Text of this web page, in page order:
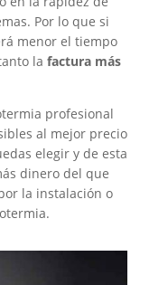
Por lo que si
menor el tiempo
la factura más
profesional
al mejor precio
elegir y de esta
dinero del que
la instalación o